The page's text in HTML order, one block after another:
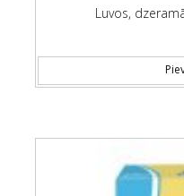
Luvos,